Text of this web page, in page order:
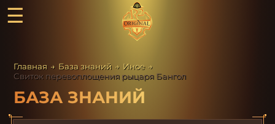
☰
Главная → База знаний → Иное →
Свиток перевоплощения рыцаря Бангол
БАЗА ЗНАНИЙ